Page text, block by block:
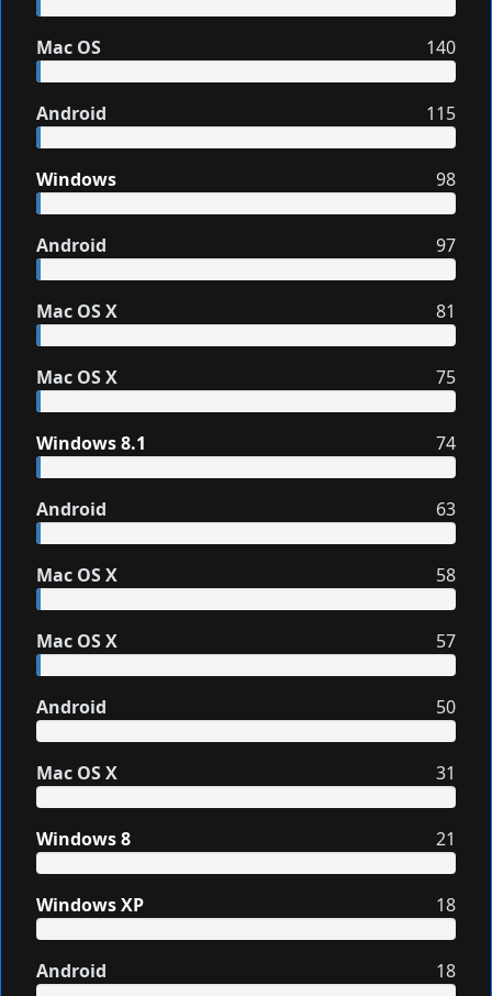
Mac OS 140
Android 115
Windows 98
Android 97
Mac OS X 81
Mac OS X 75
Windows 8.1 74
Android 63
Mac OS X 58
Mac OS X 57
Android 50
Mac OS X 31
Windows 8 21
Windows XP 18
Android 18